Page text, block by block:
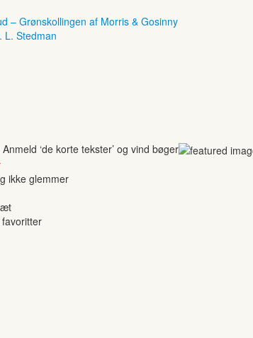
– Grønskollingen af Morris & Gosinny
L. Stedman
‘de korte tekster’ og vind bøger
ikke glemmer